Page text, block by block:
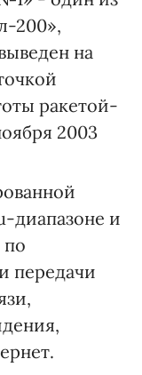
200»,
на
ракетой-
2003
диапазоне и
по
передачи